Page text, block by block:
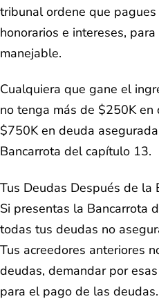
tribunal ordene que
honorarios e intereses,
manejable.
Cualquiera que gane el
no tenga más de $250K
$750K en deuda
Bancarrota del capítulo 13.
Tus Deudas Después de la
Si presentas la Bancarrota
todas tus deudas no
Tus acreedores anteriores
deudas, demandar por
para el pago de las